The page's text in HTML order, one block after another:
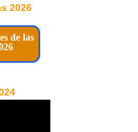
2026
de las